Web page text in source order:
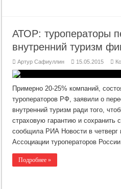
АТОР: туроператоры
внутренний туризм
Артур Сафиуллин 15.05.2015
Примерно 20-25% компаний,
туроператоров РФ, заявили о
внутренний туризм ради того,
страховую гарантию и сохранить
сообщила РИА Новости в четверг
Ассоциации туроператоров
Подробнее »